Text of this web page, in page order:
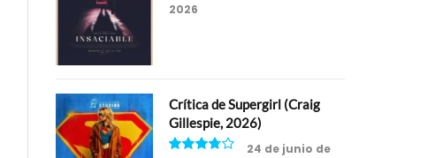
6.5
2026
Crítica de Supergirl (Craig
Gillespie, 2026)
24 de junio de